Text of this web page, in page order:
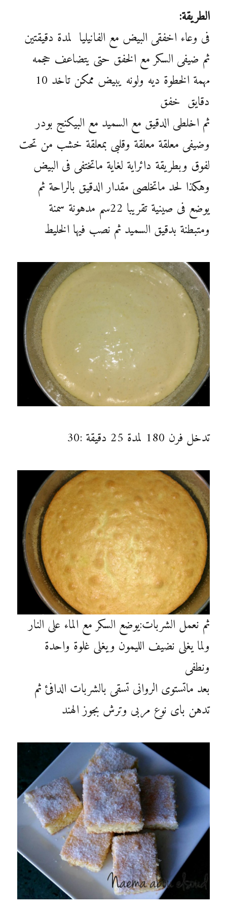
الطريقة:
فى وعاء اخفقى البيض مع الفانيليا لمدة دقيقتين
ثم ضيفى السكر مع الخفق حتى يتضاعف حجمه
مهمة الخطوة ديه ولونه يبيض ممكن تاخد 10
دقايق خفق
ثم اخلطى الدقيق مع السميد مع البيكنج بودر
وضيفى معلقة معلقة وقلبى بمعلقة خشب من تحت
لفوق وبطريقة دائراية لغاية ماتختفى فى البيض
وهكذا لحد ماتخلصى مقدار الدقيق بالراحة ثم
يوضع فى صينية تقريبا 22سم مدهونة سمنة
ومتبطنة بدقيق السميد ثم نصب فيها الخليط
تدخل فرن 180 لمدة 25 دقيقة :30
ثم نعمل الشربات:يوضع السكر مع الماء على النار
ولما يغلى نضيف الليمون ويغلى غلوة واحدة
ونطفى
بعد ماتستوى الروانى تسقى بالشربات الدافئ ثم
تدهن باى نوع مربى وترش بجوز الهند